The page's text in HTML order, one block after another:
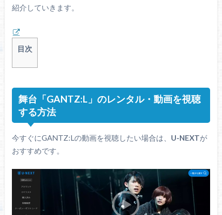
紹介していきます。
目次
舞台「GANTZ:L」のレンタル・動画を視聴
する方法
今すぐにGANTZ:Lの動画を視聴したい場合は、 U-NEXTが
おすすめです。